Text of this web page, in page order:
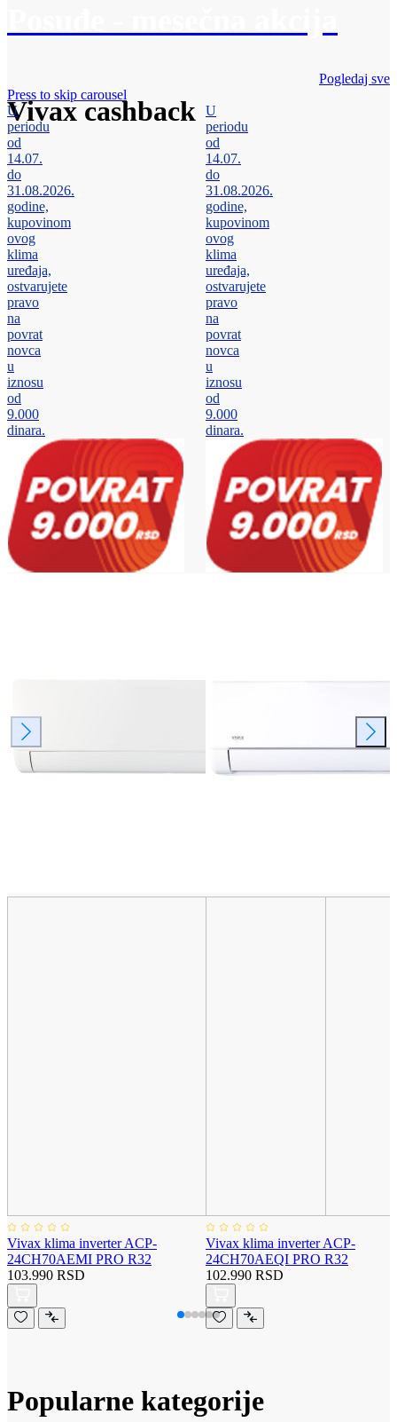
Vivax cashback
Pogledaj sve
Press to skip carousel
U
periodu
od
14.07.
do
31.08.2026.
godine,
kupovinom
ovog
klima
uređaja,
ostvarujete
pravo
na
povrat
novca
u
iznosu
od
9.000
dinara.
Vivax klima inverter ACP-
24CH70AEMI PRO R32
103.990 RSD
U
periodu
od
14.07.
do
31.08.2026.
godine,
kupovinom
ovog
klima
uređaja,
ostvarujete
pravo
na
povrat
novca
u
iznosu
od
9.000
dinara.
Vivax klima inverter ACP-
24CH70AEQI PRO R32
102.990 RSD
Popularne kategorije